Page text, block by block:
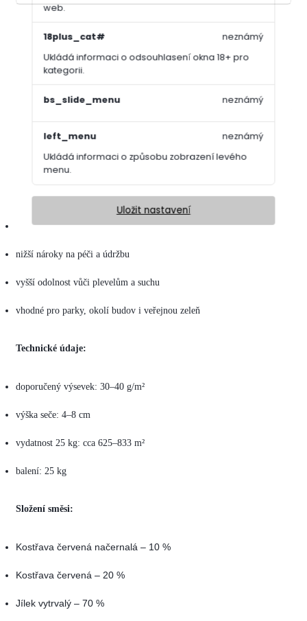
web.
18plus_cat#
Ukládá informaci o odsouhlasení okna 18+ pro
kategorii.
neznámý
bs_slide_menu neznámý
left_menu
Ukládá informaci o způsobu zobrazení levého
menu.
neznámý
Uložit nastavení
Kompletní specifikace
Univerzální směs pro rychlé zatravnění a snadnou údržbu. Travní směs
umožňují rychlé zapojení do porostu a zároveň snižují nároky na
sídlišť nebo parkové trávníky, kde je kladen důraz na snadné
ošetřování a odolnost vůči plevelům a suchu.
rychlé zatravnění i v náročnějších podmínkách
nižší nároky na péči a údržbu
vyšší odolnost vůči plevelům a suchu
vhodné pro parky, okolí budov i veřejnou zeleň
Technické údaje:
doporučený výsevek: 30–40 g/m²
výška seče: 4–8 cm
vydatnost 25 kg: cca 625–833 m²
balení: 25 kg
Složení směsi:
Kostřava červená načernalá – 10 %
Kostřava červená – 20 %
Jílek vytrvalý – 70 %